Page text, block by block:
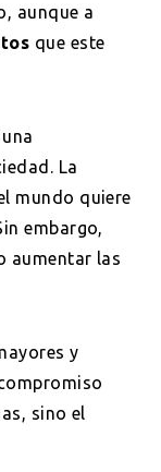
aunque a
que este
La
mundo quiere
embargo,
aumentar las
y
sino el